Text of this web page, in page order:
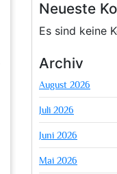
Neueste
Es sind keine
Archiv
August 2026
Juli 2026
Juni 2026
Mai 2026